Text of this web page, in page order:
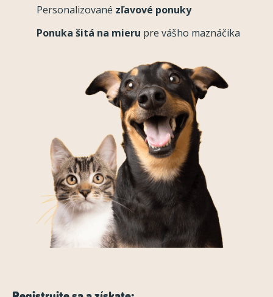
Personalizované zľavové ponuky
Ponuka šitá na mieru pre vášho maznáčika